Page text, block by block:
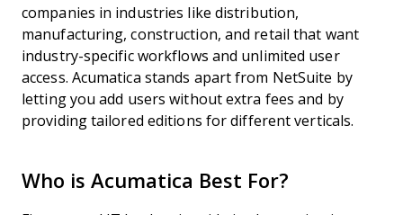
companies in industries like distribution,
manufacturing, construction, and retail that want
industry-specific workflows and unlimited user
access. Acumatica stands apart from NetSuite by
letting you add users without extra fees and by
providing tailored editions for different verticals.
Who is Acumatica Best For?